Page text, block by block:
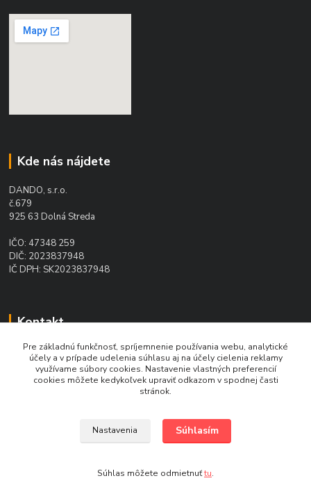
Kde nás nájdete
DANDO, s.r.o.
č.679
925 63 Dolná Streda
IČO: 47348 259
DIČ: 2023837948
IČ DPH: SK2023837948
Kontakt
Ing. Daniel Doboš
+421 902 331 936
(Po-Pia, 8-16 hod.)
Pre základnú funkčnosť, spríjemnenie používania webu, analytické
účely a v prípade udelenia súhlasu aj na účely cielenia reklamy
využívame súbory cookies. Nastavenie vlastných preferencií
cookies môžete kedykoľvek upraviť odkazom v spodnej časti
stránok.
Nastavenia Súhlasím
Súhlas môžete odmietnuťtu.